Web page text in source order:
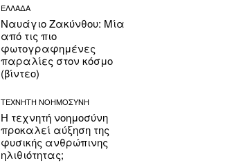
ΕΛΛΑΔΑ
Ναυάγιο Ζακύνθου: Μία
από τις πιο
φωτογραφημένες
παραλίες στον κόσμο
(βίντεο)
ΤΕΧΝΗΤΗ ΝΟΗΜΟΣΥΝΗ
Η τεχνητή νοημοσύνη
προκαλεί αύξηση της
φυσικής ανθρώπινης
ηλιθιότητας;